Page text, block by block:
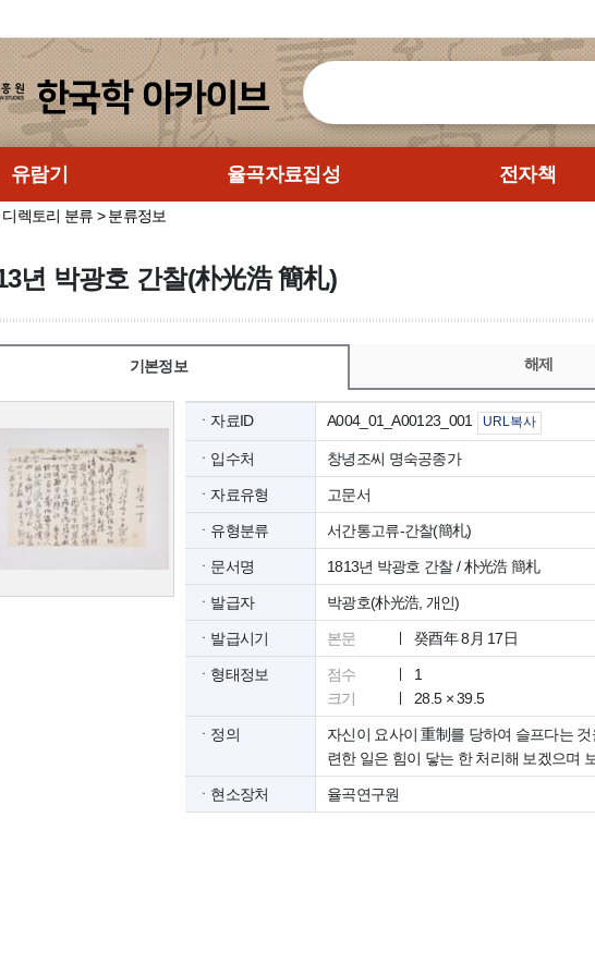
유람기 율곡자료집성 전자책
디렉토리 분류 > 분류정보
년 박광호 간찰(朴光浩 簡札)
기본정보 해제
ㆍ자료ID A004_01_A00123_001 URL복사
ㆍ입수처 창녕조씨 명숙공종가
ㆍ자료유형 고문서
ㆍ유형분류 서간통고류-간찰(簡札)
ㆍ문서명 1813년 박광호 간찰 / 朴光浩 簡札
ㆍ발급자 박광호(朴光浩, 개인)
ㆍ발급시기 본문 癸酉年 8月 17日
ㆍ형태정보 점수
1
크기
28.5 × 39.5
ㆍ정의
자신이 요사이 重制를 당하여 슬프다는
련한 일은 힘이 닿는 한 처리해 보겠으며
ㆍ현소장처 율곡연구원